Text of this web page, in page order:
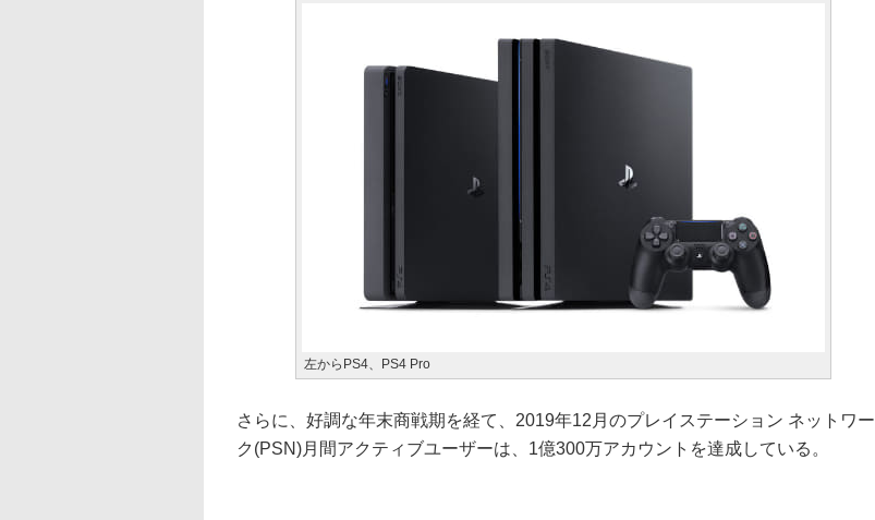
左からPS4、PS4 Pro
さらに、好調な年末商戦期を経て、2019年12月のプレイステーション ネットワー
ク(PSN)月間アクティブユーザーは、1億300万アカウントを達成している。